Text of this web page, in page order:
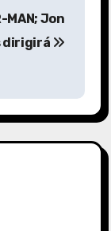
MAN; Jon
dirigirá